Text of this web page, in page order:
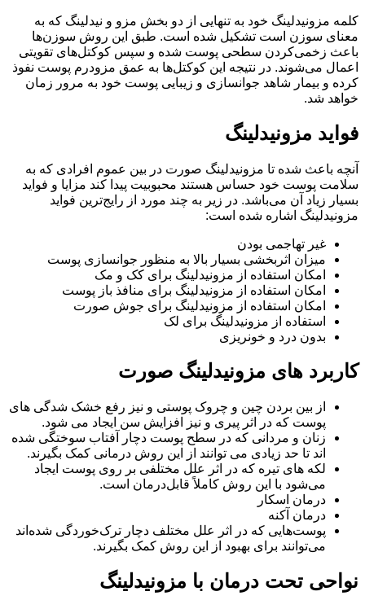
کلمه مزونیدلینگ خود به تنهایی از دو بخش مزو و نیدلینگ که به
معنای سوزن است تشکیل شده است. طبق این روش سوزن‌ها
باعث زخمی‌کردن سطحی پوست شده و سپس کوکتل‌های تقویتی
اعمال می‌شوند. در نتیجه این کوکتل‌ها به عمق مزودرم پوست نفوذ
کرده و بیمار شاهد جوانسازی و زیبایی پوست خود به مرور زمان
خواهد شد.
فواید مزونیدلینگ
آنچه باعث شده تا مزونیدلینگ صورت در بین عموم افرادی که به
سلامت پوست خود حساس هستند محبوبیت پیدا کند مزایا و فواید
بسیار زیاد آن می‌باشد. در زیر به چند مورد از رایج‌ترین فواید
مزونیدلینگ اشاره شده است:
غیر تهاجمی بودن
میزان اثربخشی بسیار بالا به منظور جوانسازی پوست
امکان استفاده از مزونیدلینگ برای کک و مک
امکان استفاده از مزونیدلینگ برای منافذ باز پوست
امکان استفاده از مزونیدلینگ برای جوش صورت
استفاده از مزونیدلینگ برای لک
بدون درد و خونریزی
کاربرد های مزونیدلینگ صورت
از بین بردن چین و چروک پوستی و نیز رفع خشک شدگی های
پوست که در اثر پیری و نیز افزایش سن ایجاد می شود.
زنان و مردانی که در سطح پوست دچار آفتاب سوختگی شده
اند تا حد زیادی می توانند از این روش درمانی کمک بگیرند.
لکه های تیره که در اثر علل مختلفی بر روی پوست ایجاد
می‌شود با این روش کاملاً قابل‌درمان است.
درمان اسکار
درمان آکنه
پوست‌هایی که در اثر علل مختلف دچار ترک‌خوردگی شده‌اند
می‌توانند برای بهبود از این روش کمک بگیرند.
نواحی تحت درمان با مزونیدلینگ